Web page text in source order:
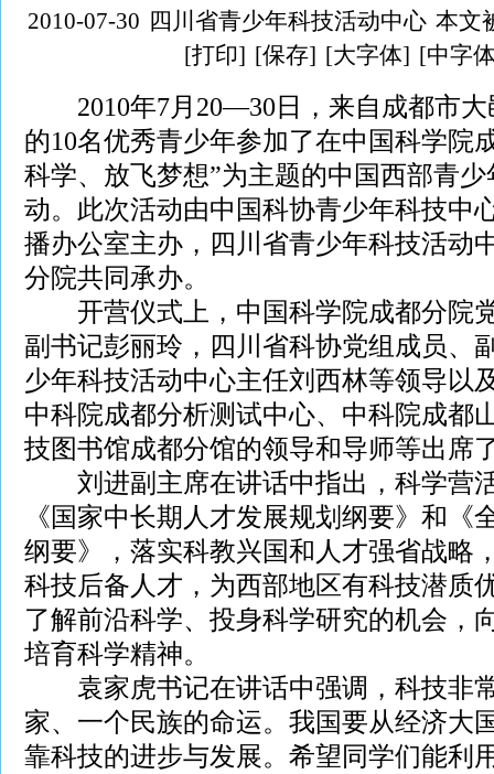
2010-07-30 四川省青少年科技活动中心 本文
[打印] [保存] [大字体] [中字
2010年7月20—30日，来自成都市大
的10名优秀青少年参加了在中国科学院
科学、放飞梦想”为主题的中国西部青
动。此次活动由中国科协青少年科技中
播办公室主办，四川省青少年科技活动
分院共同承办。
开营仪式上，中国科学院成都分院
副书记彭丽玲，四川省科协党组成员、
少年科技活动中心主任刘西林等领导以
中科院成都分析测试中心、中科院成都
技图书馆成都分馆的领导和导师等出席
刘进副主席在讲话中指出，科学营
《国家中长期人才发展规划纲要》和《
纲要》，落实科教兴国和人才强省战略
科技后备人才，为西部地区有科技潜质
了解前沿科学、投身科学研究的机会，
培育科学精神。
袁家虎书记在讲话中强调，科技非
家、一个民族的命运。我国要从经济大
靠科技的进步与发展。希望同学们能利